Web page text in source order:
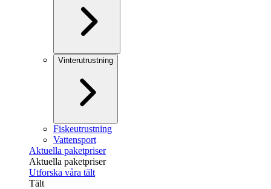
Vinterutrustning
Fiskeutrustning
Vattensport
Aktuella paketpriser
Aktuella paketpriser
Utforska våra tält
Tält